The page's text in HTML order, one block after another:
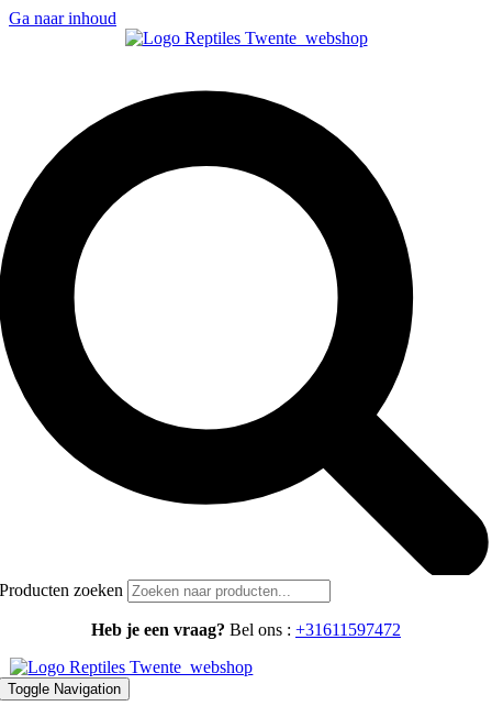
Ga naar inhoud
Producten zoeken
Heb je een vraag? Bel ons : +31611597472
Toggle Navigation